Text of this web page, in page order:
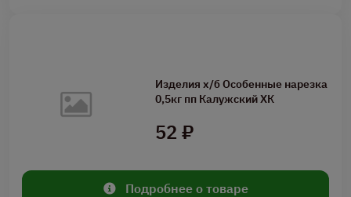
Изделия х/б Особенные нарезка
0,5кг пп Калужский ХК
52 ₽
Подробнее о товаре